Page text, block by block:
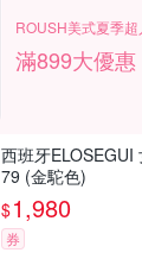
ROUSH美式夏季
滿899大優惠
西班牙ELOSEGUI
79 (金駝色)
$1,980
券